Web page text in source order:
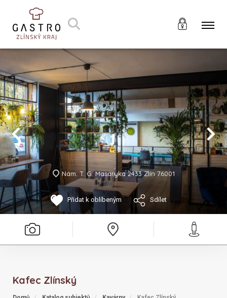
Nám. T. G. Masaryka 2433 Zlín 76001
Přidat k oblíbeným Sdílet
Kafec Zlínský